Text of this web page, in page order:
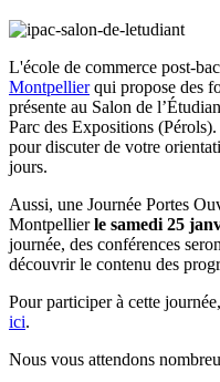
L'école de commerce post-bac
Montpellierqui propose des
présente au Salon de
Parc des Expositions
pour discuter de votre
jours.
Aussi, une Journée Portes
Montpellierle samedi 25
journée, des conférences
découvrir le contenu des
Pour participer à cette
ici.
Nous vous attendons